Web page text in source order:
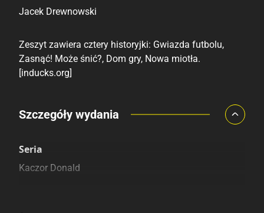
Jacek Drewnowski
Zeszyt zawiera cztery historyjki: Gwiazda futbolu,
Zasnąć! Może śnić?, Dom gry, Nowa miotła.
[inducks.org]
Porównaj ceny
Szczegóły wydania
Seria
Kaczor Donald